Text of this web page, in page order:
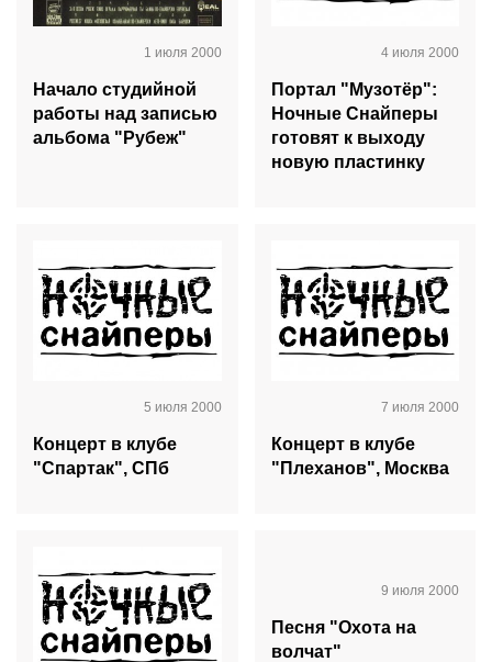
1 июля 2000
Начало студийной
работы над записью
альбома "Рубеж"
4 июля 2000
Портал "Музотёр":
Ночные Снайперы
готовят к выходу
новую пластинку
5 июля 2000
Концерт в клубе
"Спартак", СПб
7 июля 2000
Концерт в клубе
"Плеханов", Москва
9 июля 2000
Песня "Охота на
волчат"